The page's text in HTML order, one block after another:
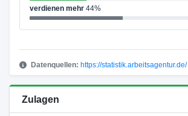
verdienen mehr44%
Datenquellen: https://statistik.arbeitsagentur.de/
Zulagen